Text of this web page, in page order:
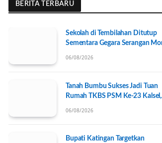
BERITA TERBARU
Sekolah di Tembilahan Ditutup
Sementara Gegara Serangan
06/08/2026
Tanah Bumbu Sukses Jadi Tuan
Rumah TKBS PSM Ke-23 Kalsel,
06/08/2026
Bupati Katingan Targetkan